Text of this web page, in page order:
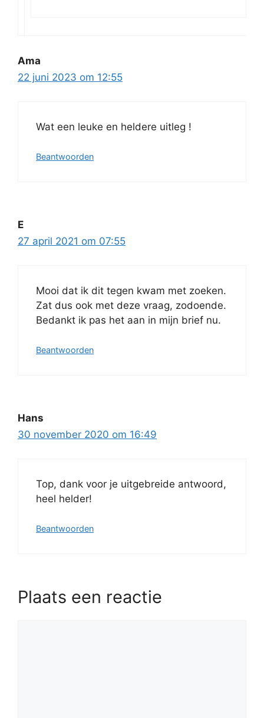
Ama
22 juni 2023 om 12:55
Wat een leuke en heldere uitleg !
Beantwoorden
E
27 april 2021 om 07:55
Mooi dat ik dit tegen kwam met zoeken.
Zat dus ook met deze vraag, zodoende.
Bedankt ik pas het aan in mijn brief nu.
Beantwoorden
Hans
30 november 2020 om 16:49
Top, dank voor je uitgebreide antwoord,
heel helder!
Beantwoorden
Plaats een reactie